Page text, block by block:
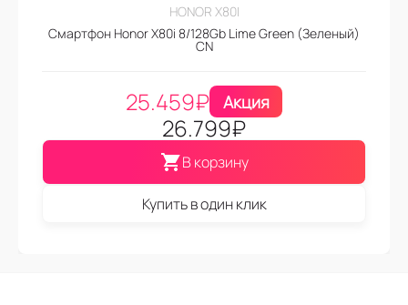
HONOR X80I
Смартфон Honor X80i 8/128Gb Lime Green (Зеленый)
CN
25.459₽ Акция
26.799₽
В корзину
Купить в один клик